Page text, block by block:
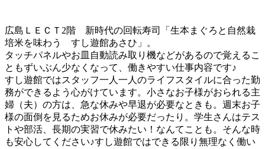
広島ＬＥＣＴ2階 新時代の回転寿司「生本まぐろと自然栽
培米を味わう すし遊館あさひ」。
タッチパネルやお皿自動読み取り機などがあるので覚えるこ
ともずいぶん少なくなって、働きやすい仕事内容です♪
すし遊館ではスタッフ一人一人のライフスタイルに合った勤
務ができるよう心がけています。小さなお子様がおられる主
婦（夫）の方は、急な休みや早退が必要なときも。週末お子
様の面倒を見るためお休みが必要だったり。学生さんはテス
トや部活、長期の実習で休みたい！なんてことも。そんな時
も安心してください♪すし遊館ではできる限り無理なく働い